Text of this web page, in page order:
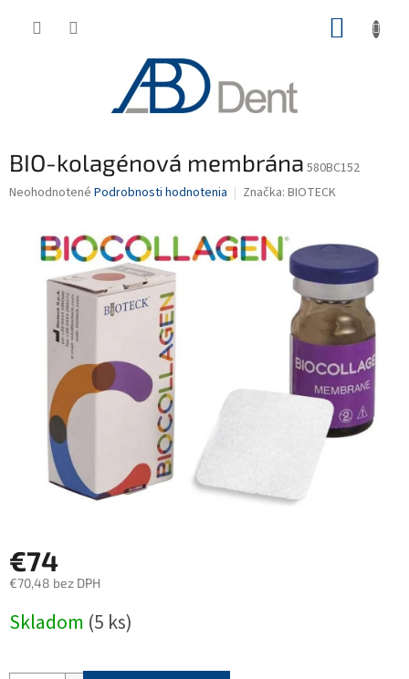
BIO-kolagénová membrána 580BC152
Priemerné
hviezdičiek.
Neohodnotené Podrobnosti hodnotenia Značka: BIOTECK
€74
€70,48 bez DPH
cena:
Skladom (5 ks)